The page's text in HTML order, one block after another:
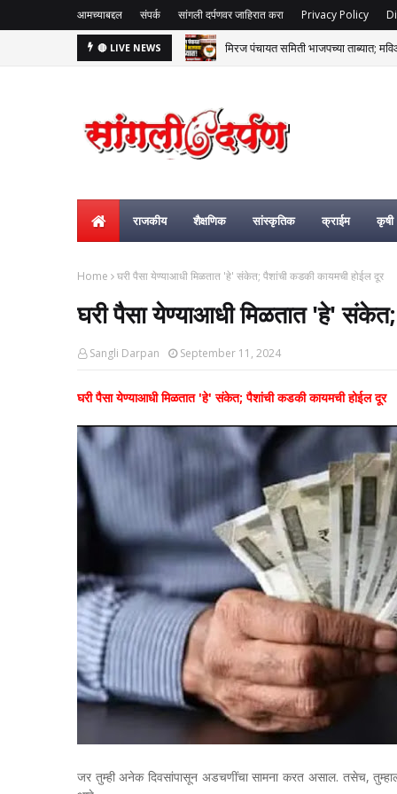
आमच्याबद्दल संपर्क सांगली दर्पणवर जाहिरात करा Privacy Policy
🔴 LIVE NEWS मिरज पंचायत समिती भाजपच्या ताब्यात;
राजकीय शैक्षणिक सांस्कृतिक क्राईम कृषी
Home घरी पैसा येण्याआधी मिळतात 'हे' संकेत; पैशांची कडकी कायमची होईल दूर
घरी पैसा येण्याआधी मिळतात 'हे'
Sangli Darpan September 11, 2024
घरी पैसा येण्याआधी मिळतात 'हे' संकेत; पैशांची कडकी कायमची होईल दूर
जर तुम्ही अनेक दिवसांपासून अडचणींचा सामना करत असाल. तसेच,